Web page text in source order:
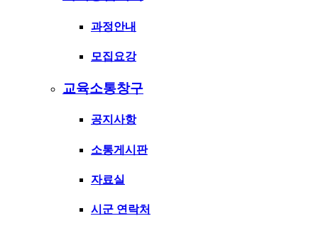
과정안내
모집요강
교육소통창구
공지사항
소통게시판
자료실
시군 연락처